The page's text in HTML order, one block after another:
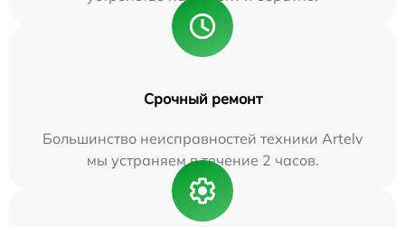
Срочный ремонт
Большинство неисправностей техники Artelv
мы устраняем в течение 2 часов.